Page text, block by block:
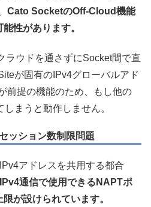
Cato SocketのOff-Cloud機能
性があります。
ウドを通さずにSocket間で直
が固有のIPv4グローバルアド
前提の機能のため、もし他の
まうと動作しません。
ッション数制限問題
アドレスを共用する都合
通信で使用できるNAPTポ
が設けられています。